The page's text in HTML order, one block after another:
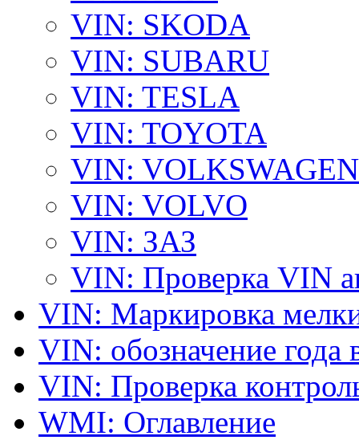
VIN: SKODA
VIN: SUBARU
VIN: TESLA
VIN: TOYOTA
VIN: VOLKSWAGEN
VIN: VOLVO
VIN: ЗАЗ
VIN: Проверка VIN
VIN: Маркировка
VIN: обозначение года
VIN: Проверка
WMI: Оглавление